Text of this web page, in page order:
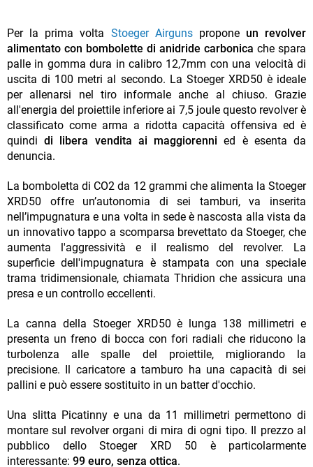
Per la prima volta Stoeger Airgunspropone un revolver
alimentato con bombolette di anidride carbonica che spara
palle in gomma dura in calibro 12,7mm con una velocità di
uscita di 100 metri al secondo. La Stoeger XRD50 è ideale
per allenarsi nel tiro informale anche al chiuso. Grazie
all'energia del proiettile inferiore ai 7,5 joule questo revolver è
classificato come arma a ridotta capacità offensiva ed è
quindidi libera vendita ai maggiorenni ed è esenta da
denuncia.
La bomboletta di CO2 da 12 grammi che alimenta la Stoeger
XRD50 offre un’autonomia di sei tamburi, va inserita
nell’impugnatura e una volta in sede è nascosta alla vista da
un innovativo tappo a scomparsa brevettato da Stoeger, che
aumenta l'aggressività e il realismo del revolver. La
superficie dell'impugnatura è stampata con una speciale
trama tridimensionale, chiamata Thridion che assicura una
presa e un controllo eccellenti.
La canna della Stoeger XRD50 è lunga 138 millimetri e
presenta un freno di bocca con fori radiali che riducono la
turbolenza alle spalle del proiettile, migliorando la
precisione. Il caricatore a tamburo ha una capacità di sei
pallini e può essere sostituito in un batter d'occhio.
Una slitta Picatinny e una da 11 millimetri permettono di
montare sul revolver organi di mira di ogni tipo. Il prezzo al
pubblico dello Stoeger XRD 50 è particolarmente
interessante: 99 euro, senza ottica.